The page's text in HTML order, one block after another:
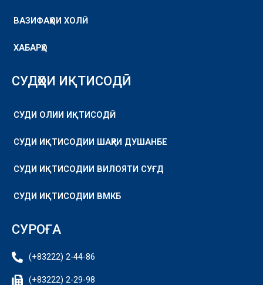
ВАЗИФАҲОИ ХОЛӢ
ХАБАРҲО
СУДҲОИ ИҚТИСОДӢ
СУДИ ОЛИИ ИҚТИСОДӢ
СУДИ ИҚТИСОДИИ ШАҲРИ ДУШАНБЕ
СУДИ ИҚТИСОДИИ ВИЛОЯТИ СУҒД
СУДИ ИҚТИСОДИИ ВМКБ
СУРОҒА
(+83222) 2-44-86
(+83222) 2-29-98